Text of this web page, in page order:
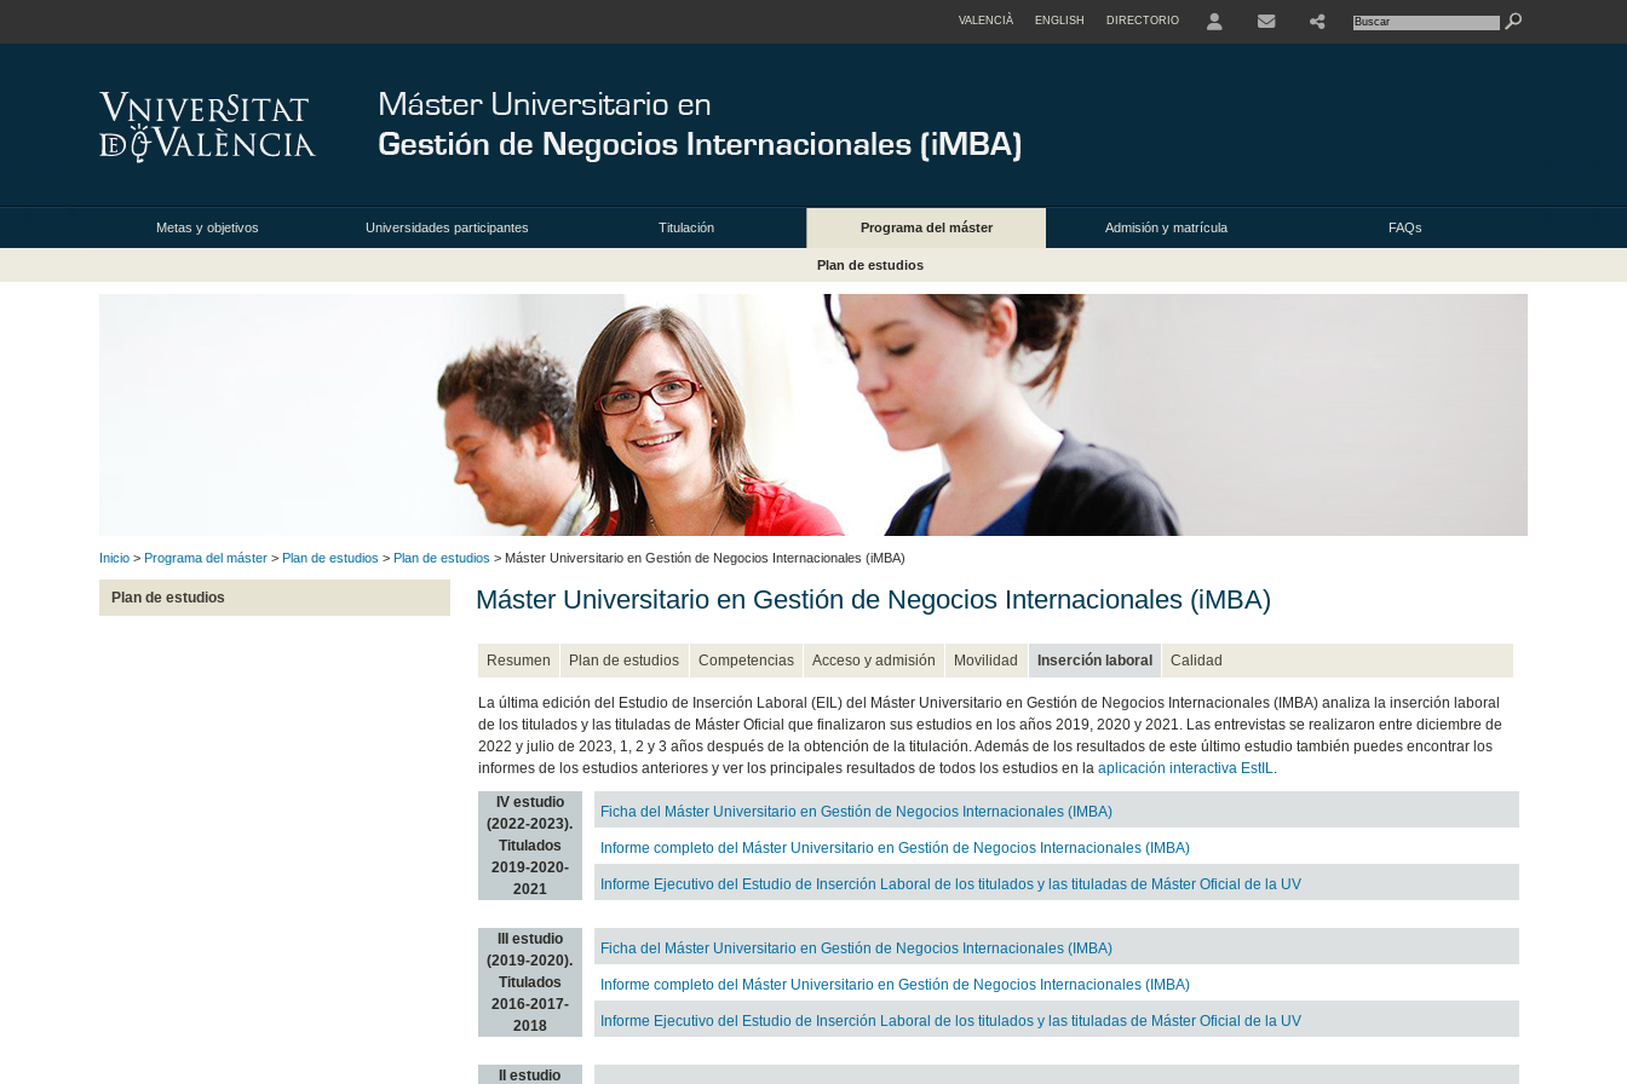
VALENCIÀ ENGLISH DIRECTORIO
Metas y objetivos Universidades participantes Titulación Programa del máster Admisión y matrícula FAQs
Plan de estudios
Inicio > Programa del máster > Plan de estudios > Plan de estudios > Máster Universitario en Gestión de Negocios Internacionales (iMBA)
Plan de estudios Máster Universitario en Gestión de Negocios Internacionales (iMBA)
Resumen Plan de estudios Competencias Acceso y admisión Movilidad Inserción laboral Calidad
La última edición del Estudio de Inserción Laboral (EIL) del Máster Universitario en Gestión de Negocios Internacionales (IMBA) analiza la inserción laboral
de los titulados y las tituladas de Máster Oficial que finalizaron sus estudios en los años 2019, 2020 y 2021. Las entrevistas se realizaron entre diciembre de
2022 y julio de 2023, 1, 2 y 3 años después de la obtención de la titulación. Además de los resultados de este último estudio también puedes encontrar los
informes de los estudios anteriores y ver los principales resultados de todos los estudios en la aplicación interactiva EstIL.
IV estudio
(2022-2023).
Titulados
2019-2020-
2021
Ficha del Máster Universitario en Gestión de Negocios Internacionales (IMBA)
Informe completo del Máster Universitario en Gestión de Negocios Internacionales (IMBA)
Informe Ejecutivo del Estudio de Inserción Laboral de los titulados y las tituladas de Máster Oficial de la UV
III estudio
(2019-2020).
Titulados
2016-2017-
2018
Ficha del Máster Universitario en Gestión de Negocios Internacionales (IMBA)
Informe completo del Máster Universitario en Gestión de Negocios Internacionales (IMBA)
Informe Ejecutivo del Estudio de Inserción Laboral de los titulados y las tituladas de Máster Oficial de la UV
II estudio